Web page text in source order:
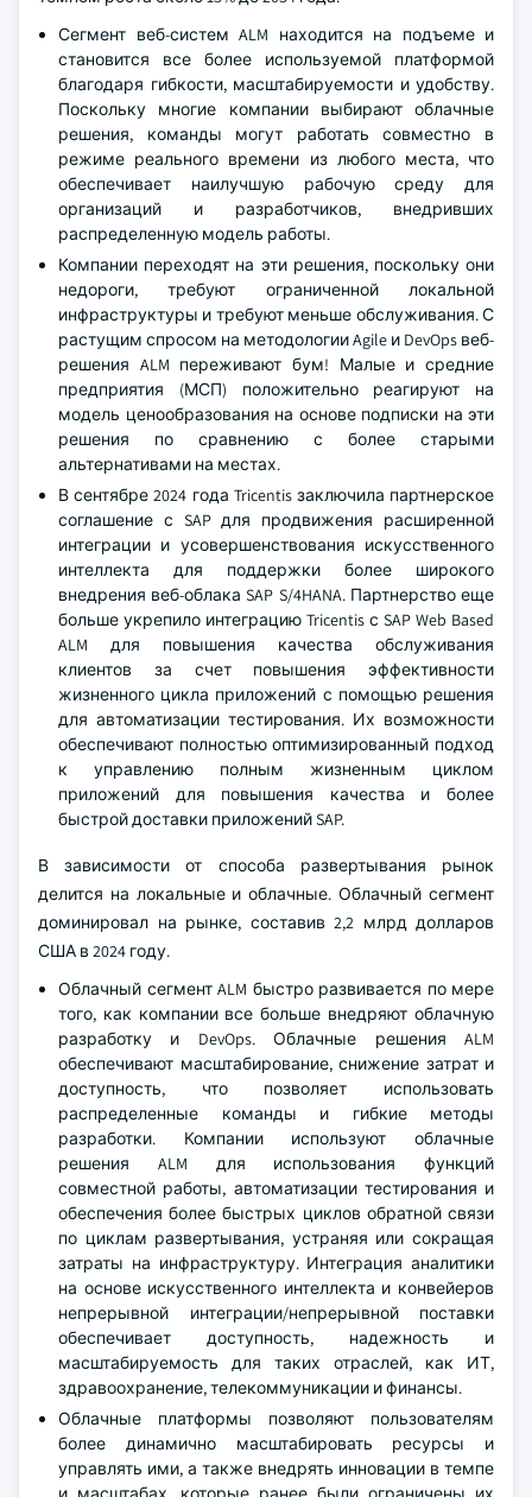
Сегмент веб-систем ALM находится на подъеме и
становится все более используемой платформой
благодаря гибкости, масштабируемости и удобству.
Поскольку многие компании выбирают облачные
решения, команды могут работать совместно в
режиме реального времени из любого места, что
обеспечивает наилучшую рабочую среду для
организаций и разработчиков, внедривших
распределенную модель работы.
Компании переходят на эти решения, поскольку они
недороги, требуют ограниченной локальной
инфраструктуры и требуют меньше обслуживания. С
растущим спросом на методологии Agile и DevOps веб-
решения ALM переживают бум! Малые и средние
предприятия (МСП) положительно реагируют на
модель ценообразования на основе подписки на эти
решения по сравнению с более старыми
альтернативами на местах.
В сентябре 2024 года Tricentis заключила партнерское
соглашение с SAP для продвижения расширенной
интеграции и усовершенствования искусственного
интеллекта для поддержки более широкого
внедрения веб-облака SAP S/4HANA. Партнерство еще
больше укрепило интеграцию Tricentis с SAP Web Based
ALM для повышения качества обслуживания
клиентов за счет повышения эффективности
жизненного цикла приложений с помощью решения
для автоматизации тестирования. Их возможности
обеспечивают полностью оптимизированный подход
к управлению полным жизненным циклом
приложений для повышения качества и более
быстрой доставки приложений SAP.
В зависимости от способа развертывания рынок
делится на локальные и облачные. Облачный сегмент
доминировал на рынке, составив 2,2 млрд долларов
США в 2024 году.
Облачный сегмент ALM быстро развивается по мере
того, как компании все больше внедряют облачную
разработку и DevOps. Облачные решения ALM
обеспечивают масштабирование, снижение затрат и
доступность, что позволяет использовать
распределенные команды и гибкие методы
разработки. Компании используют облачные
решения ALM для использования функций
совместной работы, автоматизации тестирования и
обеспечения более быстрых циклов обратной связи
по циклам развертывания, устраняя или сокращая
затраты на инфраструктуру. Интеграция аналитики
на основе искусственного интеллекта и конвейеров
непрерывной интеграции/непрерывной поставки
обеспечивает доступность, надежность и
масштабируемость для таких отраслей, как ИТ,
здравоохранение, телекоммуникации и финансы.
Облачные платформы позволяют пользователям
более динамично масштабировать ресурсы и
управлять ими, а также внедрять инновации в темпе